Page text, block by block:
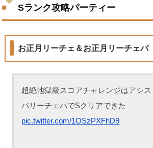
Sランク攻略パーティー
お正月リーチェ＆お正月リーチェパ
超絶地獄級スコアチャレンジはアシ
バリーチェパでSクリアできた
pic.twitter.com/1OSzPXFhD9